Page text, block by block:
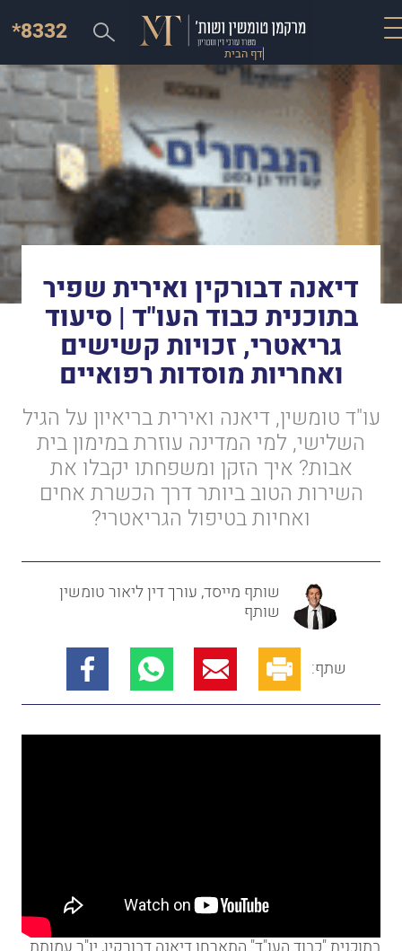
דף הבית
*8332
דיאנה דבורקין ואירית שפיר
בתוכנית כבוד העו"ד | סיעוד
גריאטרי, זכויות קשישים
ואחריות מוסדות רפואיים
עו"ד טומשין,דיאנה ואיריתבריאיון על הגיל
השלישי, למי המדינה עוזרתבמימון בית
אבות? איך הזקן ומשפחתו יקבלו את
השירות הטובביותרדרך הכשרת אחים
ואחיות בטיפול הגריאטרי?
שותף מייסד, עורך דין ליאור טומשין
שותף
שתף: